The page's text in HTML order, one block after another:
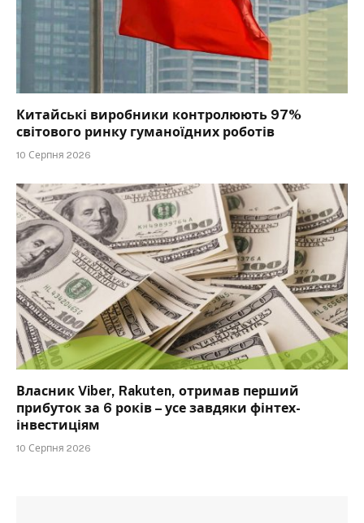
Китайські виробники контролюють 97%
світового ринку гуманоїдних роботів
10 Серпня 2026
Власник Viber, Rakuten, отримав перший
прибуток за 6 років – усе завдяки фінтех-
інвестиціям
10 Серпня 2026